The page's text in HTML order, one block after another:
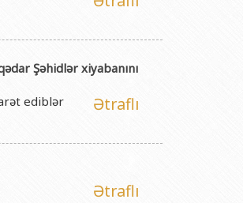
Şəhidlər xiyabanını
ediblər
Ətraflı
Ətraflı